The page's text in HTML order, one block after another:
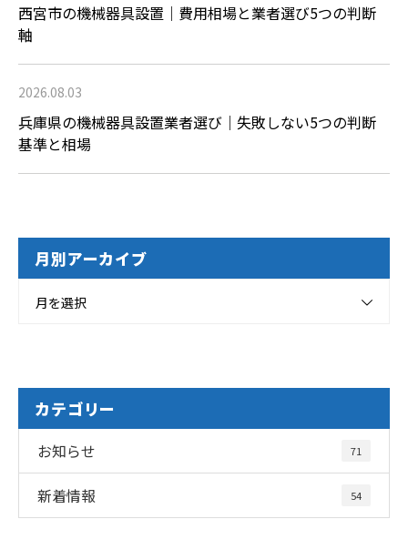
西宮市の機械器具設置｜費用相場と業者選び5つの判断
軸
2026.08.03
兵庫県の機械器具設置業者選び｜失敗しない5つの判断
基準と相場
月別アーカイブ
月を選択
カテゴリー
お知らせ 71
新着情報 54